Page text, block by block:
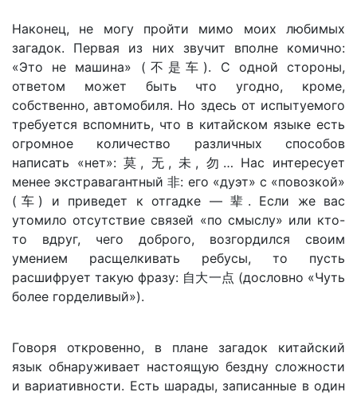
Наконец, не могу пройти мимо моих любимых
загадок. Первая из них звучит вполне комично:
«Это не машина» (不是车). С одной стороны,
ответом может быть что угодно, кроме,
собственно, автомобиля. Но здесь от испытуемого
требуется вспомнить, что в китайском языке есть
огромное количество различных способов
написать «нет»: 莫, 无, 未, 勿… Нас интересует
менее экстравагантный 非: его «дуэт» с «повозкой»
(车) и приведет к отгадке — 辈. Если же вас
утомило отсутствие связей «по смыслу» или кто-
то вдруг, чего доброго, возгордился своим
умением расщелкивать ребусы, то пусть
расшифрует такую фразу: 自大一点 (дословно «Чуть
более горделивый»).
Говоря откровенно, в плане загадок китайский
язык обнаруживает настоящую бездну сложности
и вариативности. Есть шарады, записанные в один